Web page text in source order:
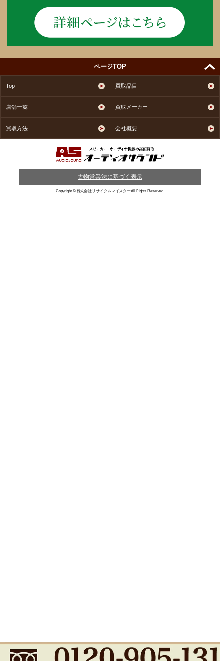
ページTOP
Top 買取品目
店舗一覧 買取メーカー
買取方法 会社概要
古物営業法に基づく表示
Copyright © 株式会社リサイクルマイスターAll Rights Reserved.